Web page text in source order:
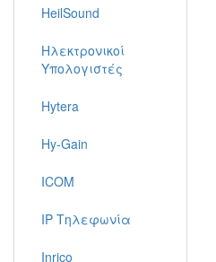
HeilSound
Ηλεκτρονικοί
Υπολογιστές
Hytera
Hy-Gain
ICOM
IP Τηλεφωνία
Inrico